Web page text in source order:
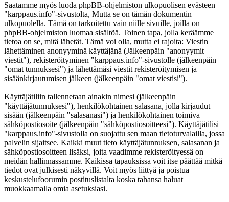
Saatamme myös luoda phpBB-ohjelmiston ulkopuolisen evästeen
"karppaus.info"-sivustolta, Mutta se on tämän dokumentin
ulkopuolella. Tämä on tarkoitettu vain niille sivuille, joilla on
phpBB-ohjelmiston luomaa sisältöä. Toinen tapa, jolla keräämme
tietoa on se, mitä lähetät. Tämä voi olla, mutta ei rajoita: Viestin
lähettäminen anonyyminä käyttäjänä (Jälkeenpäin "anonyymit
viestit"), rekisteröityminen "karppaus.info"-sivustolle (jälkeenpäin
"omat tunnuksesi") ja lähettämäsi viestit rekisteröitymisen ja
sisäänkirjautumisen jälkeen (jälkeenpäin "omat viestisi").
Käyttäjätiliin tallennetaan ainakin nimesi (jälkeenpäin
"käyttäjätunnuksesi"), henkilökohtainen salasana, jolla kirjaudut
sisään (jälkeenpäin "salasanasi") ja henkilökohtainen toimiva
sähköpostiosoite (jälkeenpäin "sähköpostiosoitteesi"). Käyttäjätilisi
"karppaus.info"-sivustolla on suojattu sen maan tietoturvalailla, jossa
palvelin sijaitsee. Kaikki muut tieto käyttäjätunnuksen, salasanan ja
sähköpostiosoitteen lisäksi, joita vaadimme rekisteröityessä on
meidän hallinnassamme. Kaikissa tapauksissa voit itse päättää mitkä
tiedot ovat julkisesti näkyvillä. Voit myös liittyä ja poistua
keskustelufoorumin postituslistalta koska tahansa haluat
muokkaamalla omia asetuksiasi.